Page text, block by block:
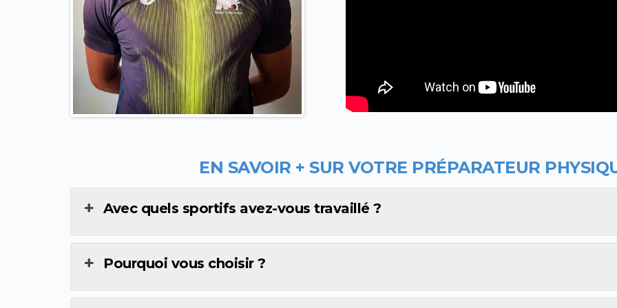
EN SAVOIR + SUR VOTRE PRÉPARATEUR
Avec quels sportifs avez-vous travaillé ?
Pourquoi vous choisir ?